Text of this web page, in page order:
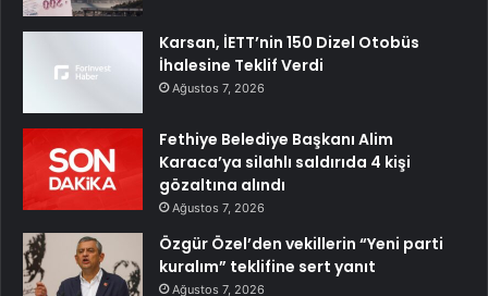
Karsan, İETT’nin 150 Dizel Otobüs
İhalesine Teklif Verdi
Ağustos 7, 2026
Fethiye Belediye Başkanı Alim
Karaca’ya silahlı saldırıda 4 kişi
gözaltına alındı
Ağustos 7, 2026
Özgür Özel’den vekillerin “Yeni parti
kuralım” teklifine sert yanıt
Ağustos 7, 2026